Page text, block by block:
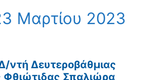
Μαρτίου 2023
ντή Δευτεροβάθμιας
Φθιώτιδας Σπαλιώρα